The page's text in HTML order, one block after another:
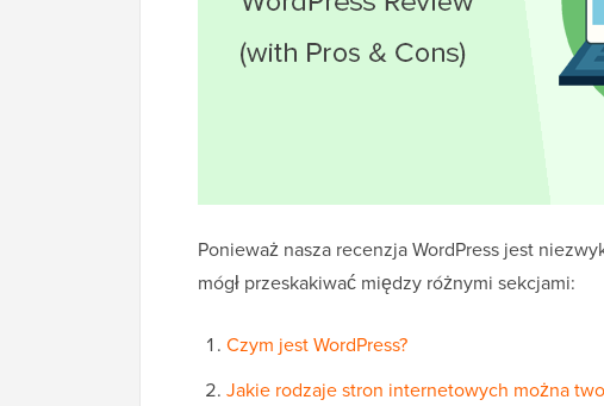
Ponieważ nasza recenzja WordPress jest
mógł przeskakiwać między różnymi sekcjami:
Czym jest WordPress?
Jakie rodzaje stron internetowych można